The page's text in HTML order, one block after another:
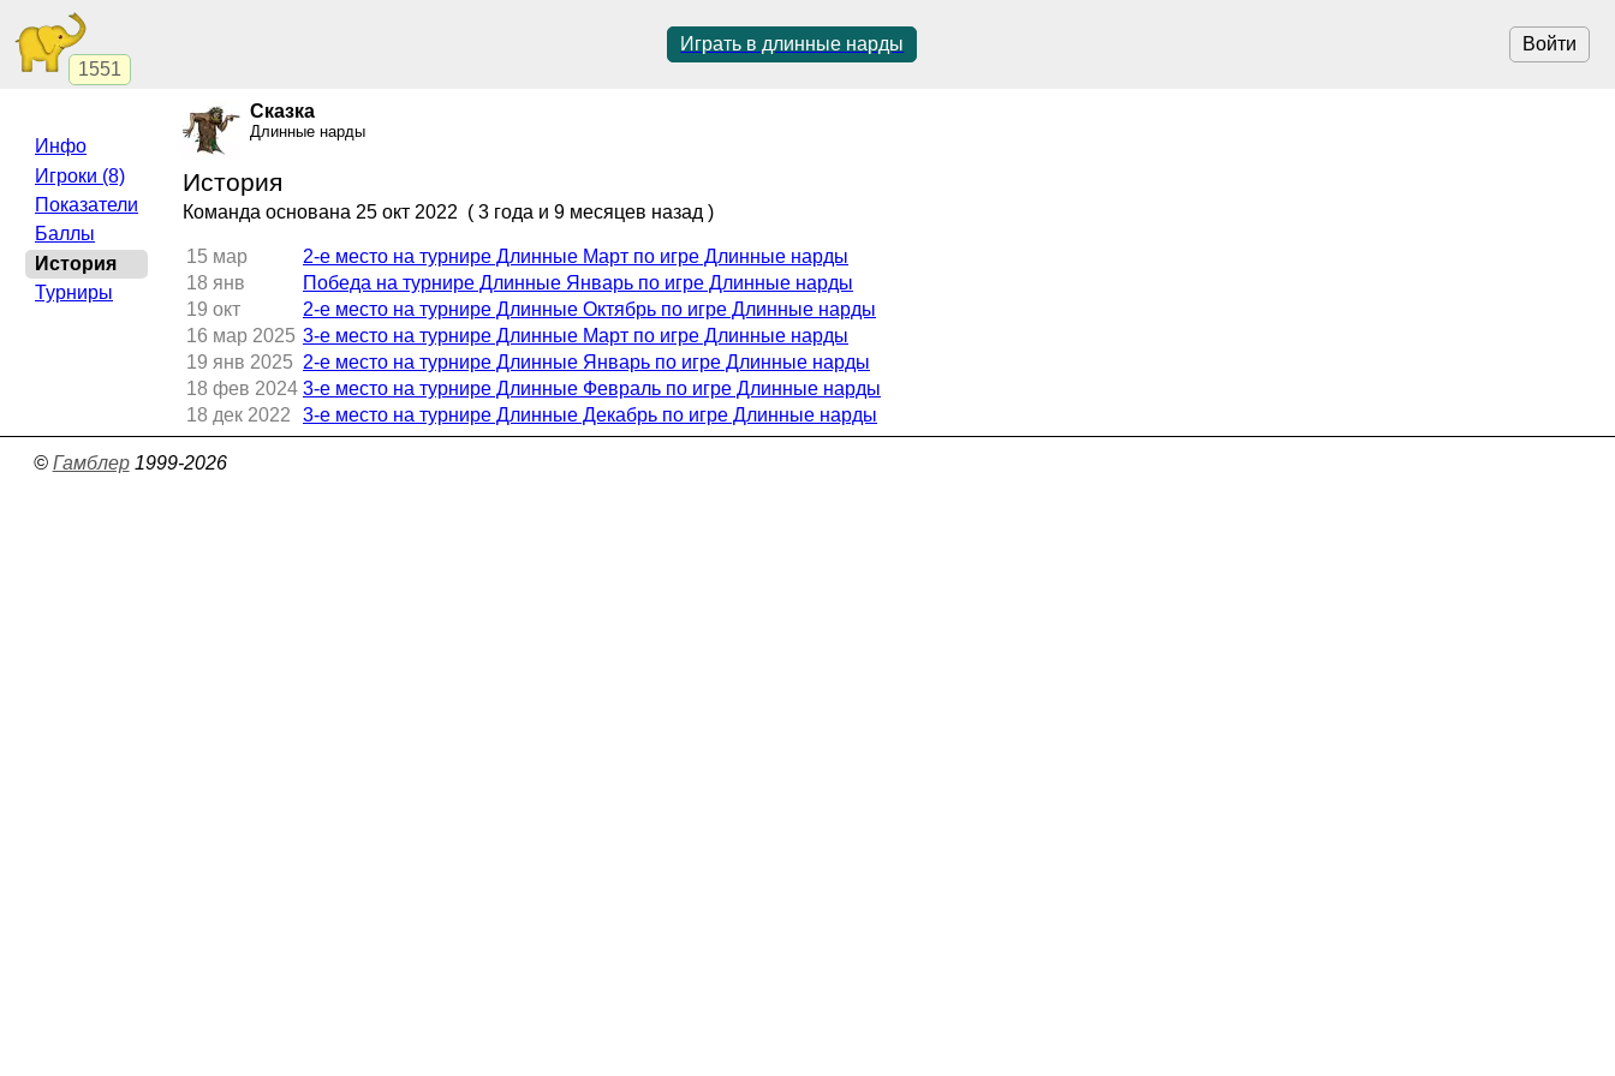
1551
Войти
Играть в длинные нарды
Сказка
Длинные нарды
История
Команда основана 25 окт 2022 ( 3 года и 9 месяцев назад )
15 мар
2-е место на турнире Длинные Март по игре Длинные нарды
18 янв
Победа на турнире Длинные Январь по игре Длинные нарды
19 окт
2-е место на турнире Длинные Октябрь по игре Длинные нарды
16 мар 2025 3-е место на турнире Длинные Март по игре Длинные нарды
19 янв 2025 2-е место на турнире Длинные Январь по игре Длинные нарды
18 фев 2024 3-е место на турнире Длинные Февраль по игре Длинные нарды
18 дек 2022
3-е место на турнире Длинные Декабрь по игре Длинные нарды
Инфо
Игроки (8)
Показатели
Баллы
История
Турниры
© Гамблер1999-2026